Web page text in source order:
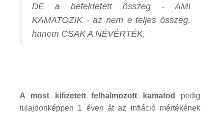
DE a befektetett összeg - AMI
KAMATOZIK - az nem e teljes összeg,
hanem CSAK A NÉVÉRTÉK.
A most kifizetett felhalmozott kamatod
pedig
tulajdonképpen 1 éven át az infláció mértékének